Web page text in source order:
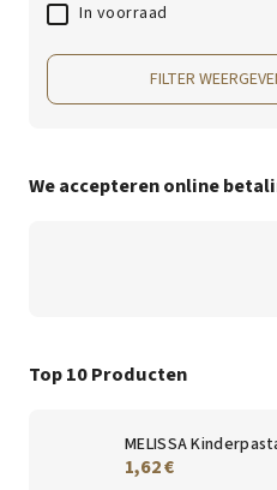
In voorraad
FILTER
We accepteren online
Top 10 Producten
MELISSA
1,62 €